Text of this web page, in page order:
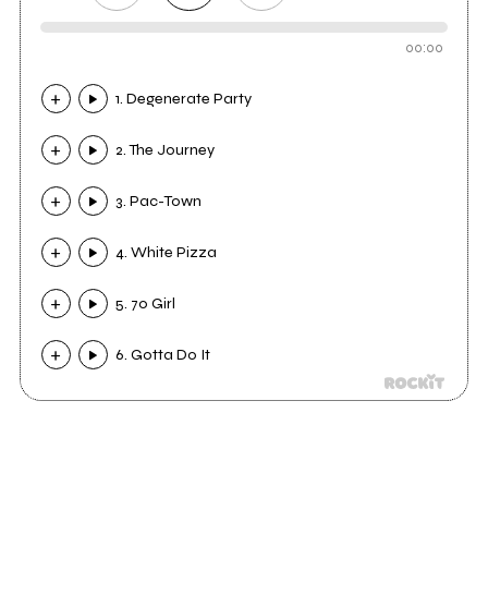
00:00
1. Degenerate Party
2. The Journey
3. Pac-Town
4. White Pizza
5. 70 Girl
6. Gotta Do It